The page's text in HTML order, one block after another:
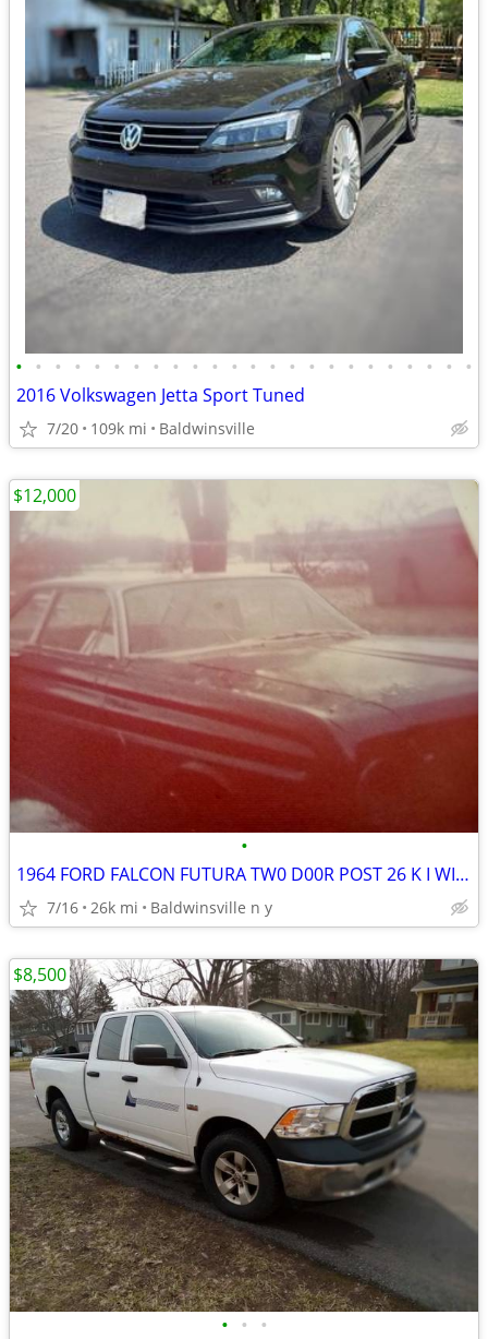
• • • • • • • • • • • • • • • • • • • • • • • •
2016 Volkswagen Jetta Sport Tuned
7/20 109k mi Baldwinsville
•
1964 FORD FALCON FUTURA TW0 D00R POST 26 K I WILL TAKE CASH AND TRADE
7/16 26k mi Baldwinsville n y
$12,000
• • •
$8,500